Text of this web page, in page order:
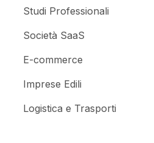
Studi Professionali
Società SaaS
E-commerce
Imprese Edili
Logistica e Trasporti